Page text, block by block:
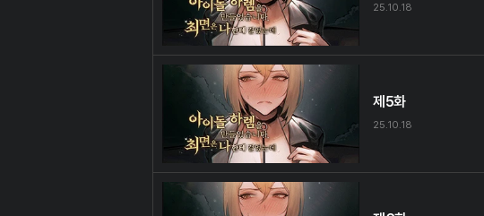
25.10.18
제5화
25.10.18